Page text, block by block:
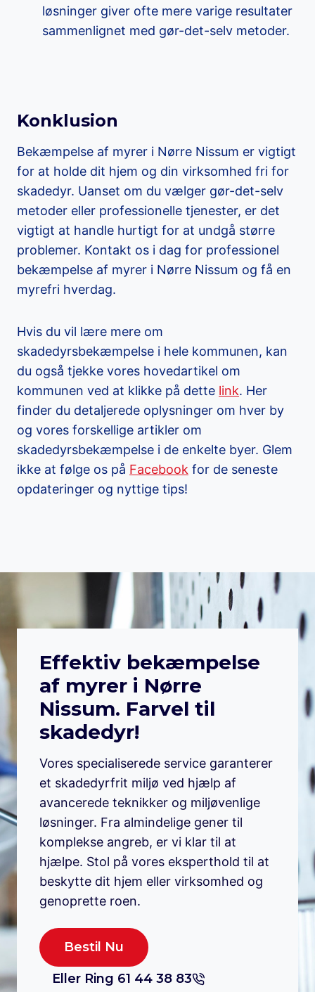
løsninger giver ofte mere varige resultater
sammenlignet med gør-det-selv metoder.
Konklusion
Bekæmpelse af myrer i Nørre Nissum er vigtigt
for at holde dit hjem og din virksomhed fri for
skadedyr. Uanset om du vælger gør-det-selv
metoder eller professionelle tjenester, er det
vigtigt at handle hurtigt for at undgå større
problemer. Kontakt os i dag for professionel
bekæmpelse af myrer i Nørre Nissum og få en
myrefri hverdag.
Hvis du vil lære mere om
skadedyrsbekæmpelse i hele kommunen, kan
du også tjekke vores hovedartikel om
kommunen ved at klikke på dette link. Her
finder du detaljerede oplysninger om hver by
og vores forskellige artikler om
skadedyrsbekæmpelse i de enkelte byer. Glem
ikke at følge os på Facebook for de seneste
opdateringer og nyttige tips!
Effektiv bekæmpelse
af myrer i Nørre
Nissum. Farvel til
skadedyr!
Vores specialiserede service garanterer
et skadedyrfrit miljø ved hjælp af
avancerede teknikker og miljøvenlige
løsninger. Fra almindelige gener til
komplekse angreb, er vi klar til at
hjælpe. Stol på vores eksperthold til at
beskytte dit hjem eller virksomhed og
genoprette roen.
Bestil Nu
Eller Ring 61 44 38 83